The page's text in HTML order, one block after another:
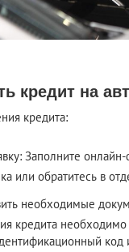
кредит на
кредита:
Заполните
или обратитесь в
необходимые
кредита необходимо
код